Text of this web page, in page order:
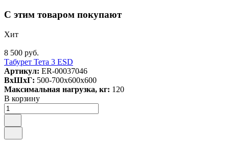
С этим товаром покупают
Хит
8 500 руб.
Табурет Тета 3 ESD
Артикул: ER-00037046
ВxШxГ: 500-700x600x600
Максимальная нагрузка, кг: 120
В корзину